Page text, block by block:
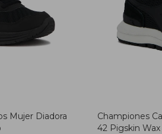
Mujer Diadora
Championes
42 Pigskin